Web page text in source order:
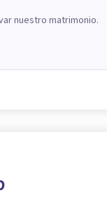
nuestro matrimonio.